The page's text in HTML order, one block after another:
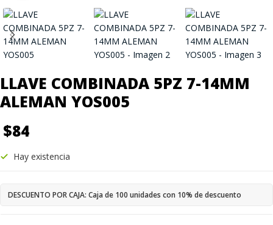
LLAVE COMBINADA 5PZ 7-14MM
ALEMAN YOS005
$84
Hay existencia
DESCUENTO POR CAJA: Caja de 100 unidades con 10% de descuento